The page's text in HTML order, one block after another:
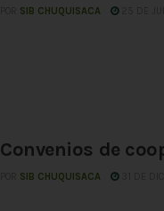
SIB CHUQUISACA 25 DE
Convenios de
SIB CHUQUISACA 31 DE